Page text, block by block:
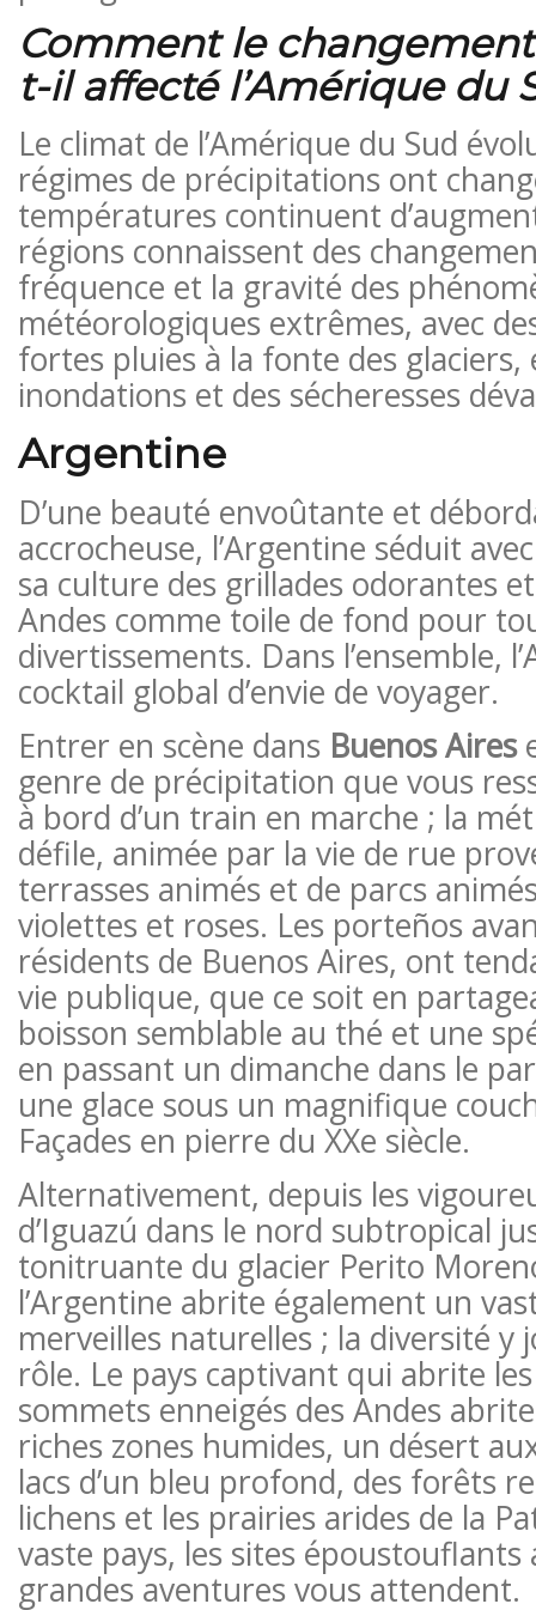
Comment le
t-il affecté l’Amérique du
Le climat de l’Amérique du Sud
régimes de précipitations ont
températures continuent
régions connaissent des
fréquence et la gravité des
météorologiques extrêmes, avec
fortes pluies à la fonte des glaciers,
inondations et des sécheresses
Argentine
D’une beauté envoûtante et
accrocheuse, l’Argentine séduit
sa culture des grillades odorantes
Andes comme toile de fond pour
divertissements. Dans l’ensemble,
cocktail global d’envie de voyager.
Entrer en scène dans Buenos Aires
genre de précipitation que vous
à bord d’un train en marche ; la
défile, animée par la vie de rue
terrasses animés et de parcs
violettes et roses. Les porteños
résidents de Buenos Aires, ont
vie publique, que ce soit en
boisson semblable au thé et une
en passant un dimanche dans le
une glace sous un magnifique
Façades en pierre du XXe siècle.
Alternativement, depuis les
d’Iguazú dans le nord subtropical
tonitruante du glacier Perito
l’Argentine abrite également un
merveilles naturelles ; la diversité y
rôle. Le pays captivant qui abrite
sommets enneigés des Andes
riches zones humides, un désert
lacs d’un bleu profond, des forêts
lichens et les prairies arides de la
vaste pays, les sites
grandes aventures vous attendent.